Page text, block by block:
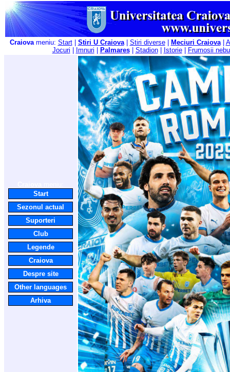
Craiovameniu: Start| Stiri U Craiova| Stiri diverse| Meciuri Craiova|
Jocuri
Imnuri Palmares| Stadion| Istorie| Frumosii
Start
Sezonul actual
Suporteri
Club
Legende
Craiova
Despre site
Other languages
Arhiva